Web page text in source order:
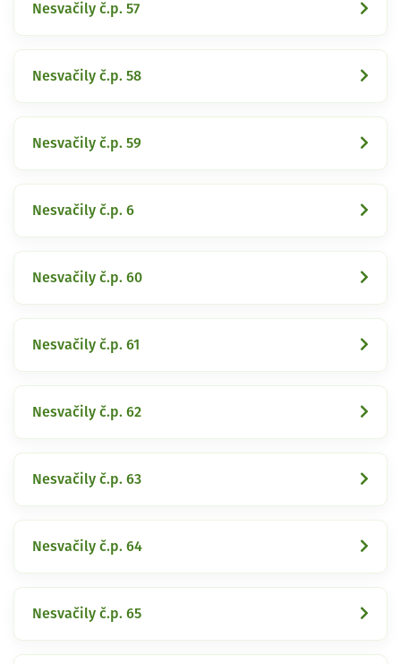
Nesvačily č.p. 57
Nesvačily č.p. 58
Nesvačily č.p. 59
Nesvačily č.p. 6
Nesvačily č.p. 60
Nesvačily č.p. 61
Nesvačily č.p. 62
Nesvačily č.p. 63
Nesvačily č.p. 64
Nesvačily č.p. 65